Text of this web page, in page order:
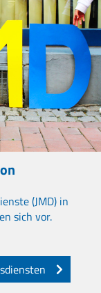
(JMD) in
sich vor.